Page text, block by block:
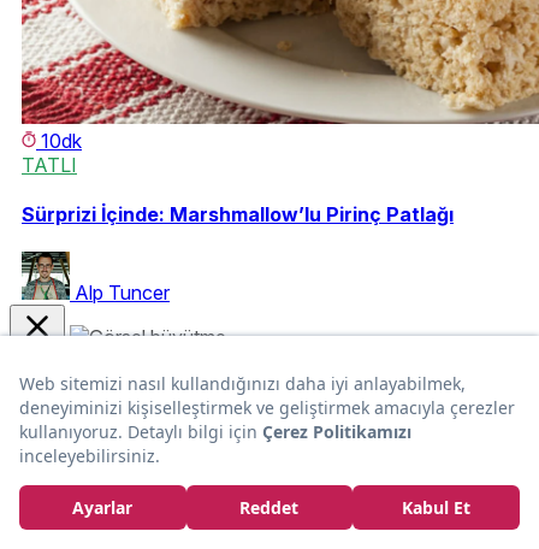
10dk
TATLI
Sürprizi İçinde: Marshmallow’lu Pirinç Patlağı
Alp Tuncer